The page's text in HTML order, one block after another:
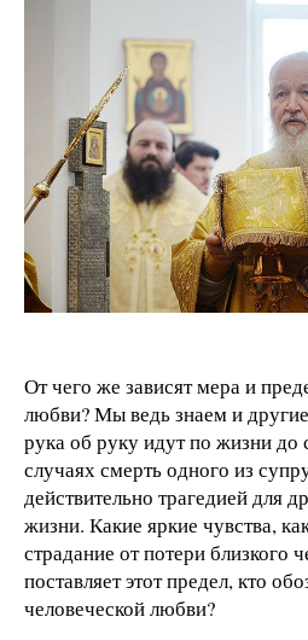
От чего же зависят мера и
любви? Мы ведь знаем и
рука об руку идут по жизни до
случаях смерть одного из
действительно трагедией для
жизни. Какие яркие чувства,
страдание от потери близкого
поставляет этот предел, кто
человеческой любви?